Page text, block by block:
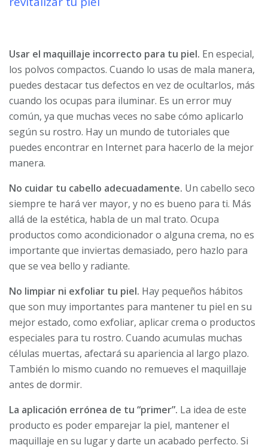
Usar el maquillaje incorrecto para tu piel. En especial,
los polvos compactos. Cuando lo usas de mala manera,
puedes destacar tus defectos en vez de ocultarlos, más
cuando los ocupas para iluminar. Es un error muy
común, ya que muchas veces no sabe cómo aplicarlo
según su rostro. Hay un mundo de tutoriales que
puedes encontrar en Internet para hacerlo de la mejor
manera.
No cuidar tu cabello adecuadamente. Un cabello seco
siempre te hará ver mayor, y no es bueno para ti. Más
allá de la estética, habla de un mal trato. Ocupa
productos como acondicionador o alguna crema, no es
importante que inviertas demasiado, pero hazlo para
que se vea bello y radiante.
No limpiar ni exfoliar tu piel. Hay pequeños hábitos
que son muy importantes para mantener tu piel en su
mejor estado, como exfoliar, aplicar crema o productos
especiales para tu rostro. Cuando acumulas muchas
células muertas, afectará su apariencia al largo plazo.
También lo mismo cuando no remueves el maquillaje
antes de dormir.
La aplicación errónea de tu “primer”. La idea de este
producto es poder emparejar la piel, mantener el
maquillaje en su lugar y darte un acabado perfecto. Si